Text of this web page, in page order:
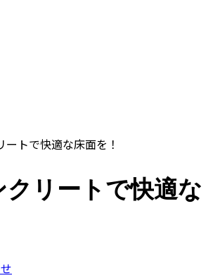
ートで快適な床面を！
リートで快適な